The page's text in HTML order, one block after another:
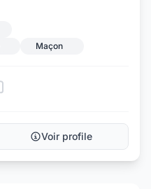
Maçon
Voir profile